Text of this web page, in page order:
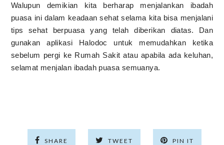
Walupun demikian kita berharap menjalankan ibadah
puasa ini dalam keadaan sehat selama kita bisa menjalani
tips sehat berpuasa yang telah diberikan diatas. Dan
gunakan aplikasi Halodoc untuk memudahkan ketika
sebelum pergi ke Rumah Sakit atau apabila ada keluhan,
selamat menjalan ibadah puasa semuanya.
SHARE TWEET PIN IT